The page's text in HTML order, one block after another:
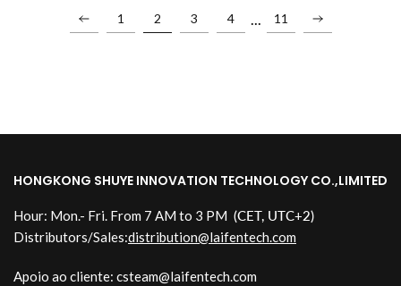
1 2 3 4 ... 11
HONGKONG SHUYE INNOVATION TECHNOLOGY CO.,LIMITED
Hour: Mon.- Fri. From 7 AM to 3 PM (CET, UTC+2)
Distributors/Sales:distribution@laifentech.com
Apoio ao cliente: csteam@laifentech.com